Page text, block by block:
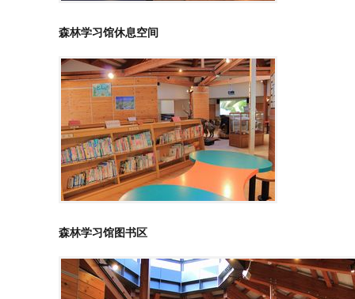
森林学习馆休息空间
森林学习馆图书区